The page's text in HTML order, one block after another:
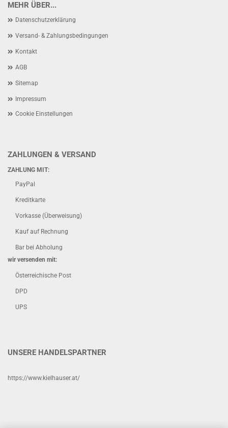
MEHR ÜBER...
Datenschutzerklärung
Versand- & Zahlungsbedingungen
Kontakt
AGB
Sitemap
Impressum
Cookie Einstellungen
ZAHLUNGEN & VERSAND
ZAHLUNG MIT:
PayPal
Kreditkarte
Vorkasse (Überweisung)
Kauf auf Rechnung
Bar bei Abholung
wir versenden mit:
Österreichische Post
DPD
UPS
UNSERE HANDELSPARTNER
https://www.kielhauser.at/